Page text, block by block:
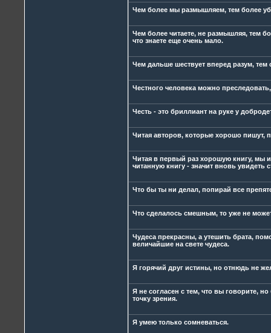
Чем более мы размышляем, тем более
Чем более читаете, не размышляя, тем
что знаете еще очень мало.
Чем дальше шествует вперед разум,
Честного человека можно
Честь - это бриллиант на руке у
Читая авторов, которые хорошо пишут,
Читая в первый раз хорошую книгу, мы
читанную книгу - значит вновь увидеть
Что бы ты ни делал, попирай все
Что сделалось смешным, то уже не
Чудеса прекрасны, а утешить брата,
величайшие на свете чудеса.
Я горячий друг истины, но отнюдь не
Я не согласен с тем, что вы говорите,
точку зрения.
Я умею только сомневаться.